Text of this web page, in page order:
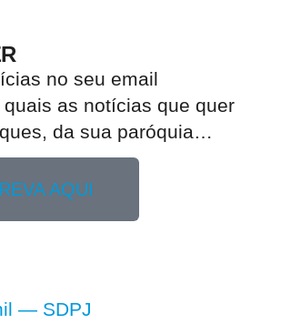
no seu email​
as notícias que quer
da sua paróquia…
AQUI
— SDPJ